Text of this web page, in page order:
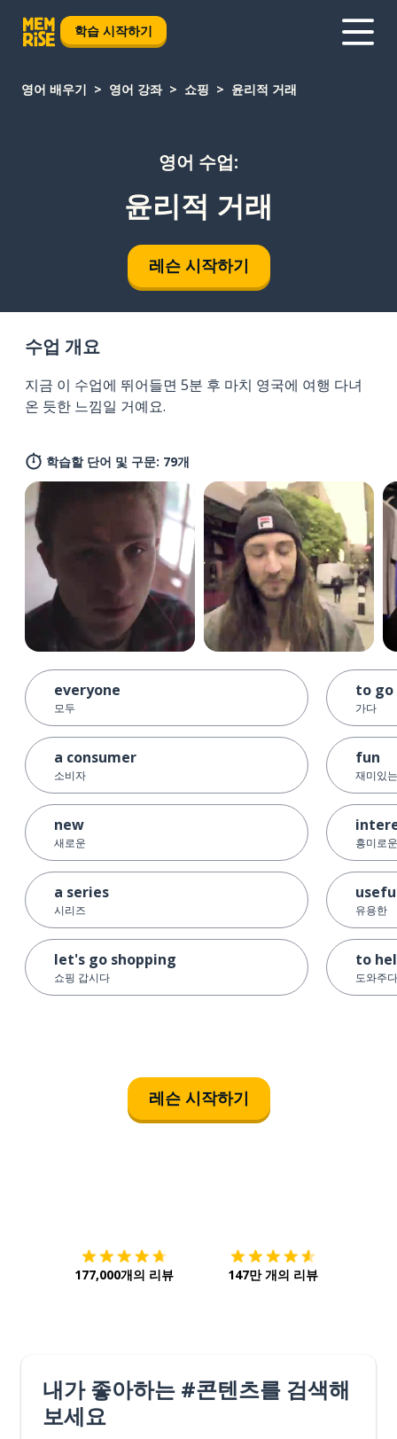
학습 시작하기
영어 배우기 영어 강좌 쇼핑 윤리적 거래
영어 수업:
윤리적 거래
레슨 시작하기
수업 개요
지금 이 수업에 뛰어들면 5분 후 마치 영국에 여행 다녀
온 듯한 느낌일 거예요.
학습할 단어 및 구문: 79개
everyone
모두
a consumer
소비자
new
새로운
a series
시리즈
let's go shopping
쇼핑 갑시다
to go
가다
fun
재미있
흥미로운
유용한
to
도와주다
레슨 시작하기
177,000개의 리뷰 147만 개의 리뷰
내가 좋아하는 #콘텐츠를 검색해
보세요